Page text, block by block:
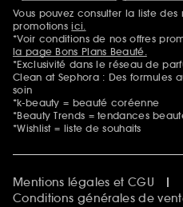
Mentions additionnelles
Vous pouvez consulter la liste
promotionsici.
*Voir conditions de nos offres
la page Bons Plans Beauté.
*Exclusivité dans le réseau de
Clean at Sephora : Des formules
soin
*k-beauty = beauté coréenne
*Beauty Trends = tendances
*Wishlist = liste de souhaits
Mentions légales et CGU
Conditions générales de